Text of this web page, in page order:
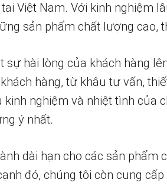
Việt Nam. Với kinh nghiệm
sản phẩm chất lượng cao,
sự hài lòng của khách hàng
hàng, từ khâu tư vấn,
kinh nghiệm và nhiệt tình của
ý nhất.
dài hạn cho các sản
đó, chúng tôi còn cung